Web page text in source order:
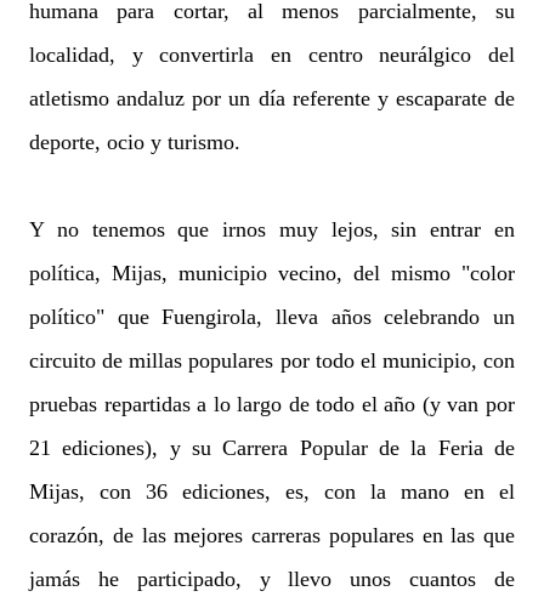
humana para cortar, al menos parcialmente, su
localidad, y convertirla en centro neurálgico del
atletismo andaluz por un día referente y escaparate de
deporte, ocio y turismo.
Y no tenemos que irnos muy lejos, sin entrar en
política, Mijas, municipio vecino, del mismo "color
político" que Fuengirola, lleva años celebrando un
circuito de millas populares por todo el municipio, con
pruebas repartidas a lo largo de todo el año (y van por
21 ediciones), y su Carrera Popular de la Feria de
Mijas, con 36 ediciones, es, con la mano en el
corazón, de las mejores carreras populares en las que
jamás he participado, y llevo unos cuantos de